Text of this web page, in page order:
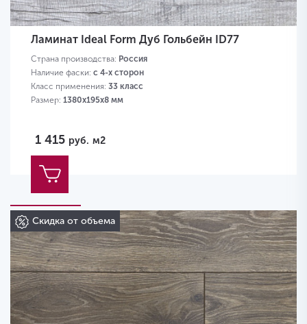
Ламинат Ideal Form Дуб Гольбейн ID77
Страна производства: Россия
Наличие фаски: с 4-х сторон
Класс применения: 33 класс
Размер: 1380х195х8 мм
1 415 руб. м2
Скидка от объема